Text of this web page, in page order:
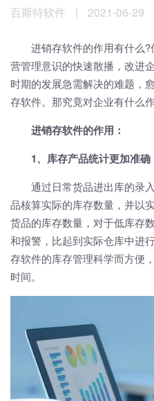
百斯特软件 | 2021-06-29
进销存软件的作用有什么?
营管理意识的快速散播，改进
时期的发展急需解决的难题，
存软件。那究竟对企业有什么
进销存软件的作用：
1、库存产品统计更加准确
通过日常货品进出库的录
品核算实际的库存数量，并以
货品的库存数量，对于低库存
和报警，比起到实际仓库中进
存软件的库存管理科学而方便
时间。